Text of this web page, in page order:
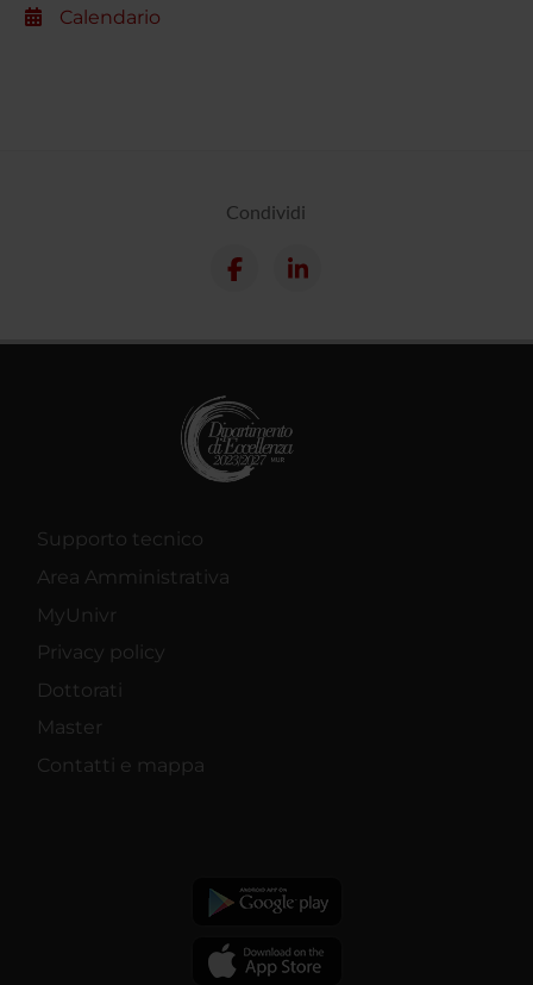
Calendario
Condividi
Supporto tecnico
Area Amministrativa
MyUnivr
Privacy policy
Dottorati
Master
Contatti e mappa